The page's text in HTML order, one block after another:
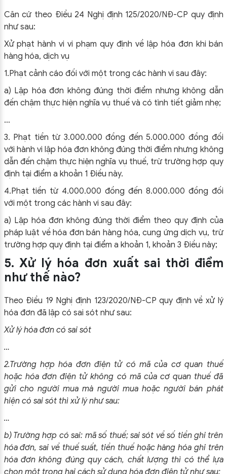
Căn cứ theo Điều 24 Nghị định 125/2020/NĐ-CP quy định
như sau:
Xử phạt hành vi vi phạm quy định về lập hóa đơn khi bán
hàng hóa, dịch vụ
1.Phạt cảnh cáo đối với một trong các hành vi sau đây:
a) Lập hóa đơn không đúng thời điểm nhưng không dẫn
đến chậm thực hiện nghĩa vụ thuế và có tình tiết giảm nhẹ;
…
3. Phạt tiền từ 3.000.000 đồng đến 5.000.000 đồng đối
với hành vi lập hóa đơn không đúng thời điểm nhưng không
dẫn đến chậm thực hiện nghĩa vụ thuế, trừ trường hợp quy
định tại điểm a khoản 1 Điều này.
4.Phạt tiền từ 4.000.000 đồng đến 8.000.000 đồng đối
với một trong các hành vi sau đây:
a) Lập hóa đơn không đúng thời điểm theo quy định của
pháp luật về hóa đơn bán hàng hóa, cung ứng dịch vụ, trừ
trường hợp quy định tại điểm a khoản 1, khoản 3 Điều này;
5. Xử lý hóa đơn xuất sai thời điểm
như thế nào?
Theo Điều 19 Nghị định 123/2020/NĐ-CP quy định về xử lý
hóa đơn đã lập có sai sót như sau:
Xử lý hóa đơn có sai sót
…
2.Trường hợp hóa đơn điện tử có mã của cơ quan thuế
hoặc hóa đơn điện tử không có mã của cơ quan thuế đã
gửi cho người mua mà người mua hoặc người bán phát
hiện có sai sót thì xử lý như sau:
…
b) Trường hợp có sai: mã số thuế; sai sót về số tiền ghi trên
hóa đơn, sai về thuế suất, tiền thuế hoặc hàng hóa ghi trên
hóa đơn không đúng quy cách, chất lượng thì có thể lựa